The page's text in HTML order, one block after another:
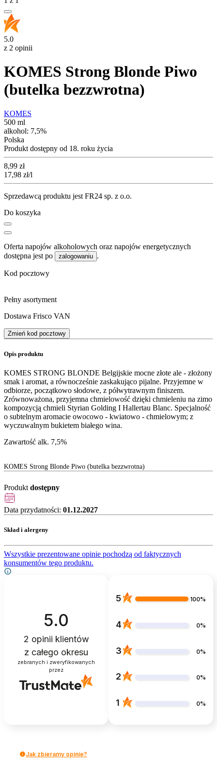
5.0
z 2 opinii
KOMES Strong Blonde Piwo
(butelka bezzwrotna)
KOMES
500 ml
alkohol: 7,5%
Polska
Produkt dostępny od 18. roku życia
Cena
8,99 zł
17,98 zł/l
Sprzedawcą produktu jest FR24 sp. z o.o.
Do koszyka
Oferta napojów alkoholowych oraz napojów energetycznych
dostępna jest po
zalogowaniu .
Kod pocztowy
Pełny asortyment
Dostawa Frisco VAN
Zmień kod pocztowy
Opis produktu
KOMES STRONG BLONDE Belgijskie mocne złote ale - złożony
smak i aromat, a równocześnie zaskakująco pijalne. Przyjemne w
odbiorze, początkowo słodowe, z półwytrawnym finiszem.
Zrównoważona, przyjemna chmielowość dzięki chmieleniu na zimo
kompozycją chmieli Styrian Golding I Hallertau Blanc. Specjalność
o subtelnym aromacie owocowo - kwiatowo - chmielowym; z
wyczuwalnym bukietem białego wina.
Zawartość alk. 7,5%
KOMES Strong Blonde Piwo (butelka bezzwrotna)
Produkt dostępny
Data przydatności: 01.12.2027
Skład i alergeny
Wszystkie prezentowane opinie pochodzą od faktycznych
konsumentów tego produktu.
5.0
2 opinii klientów
z całego okresu
zebranych i zweryfikowanych
przez
5 100%
4 0%
3 0%
2 0%
1 0%
Jak zbieramy opinie?